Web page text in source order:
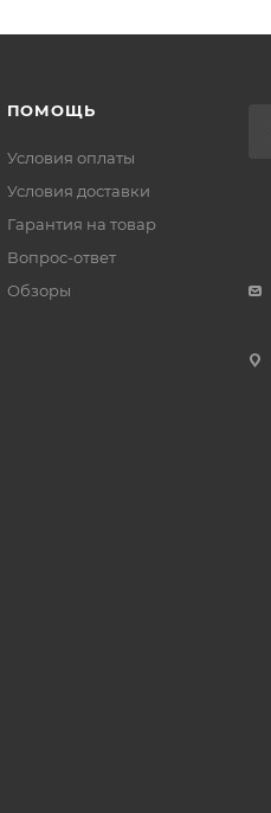
ПОМОЩЬ
Условия оплаты
Условия доставки
Гарантия на товар
Вопрос-ответ
Обзоры